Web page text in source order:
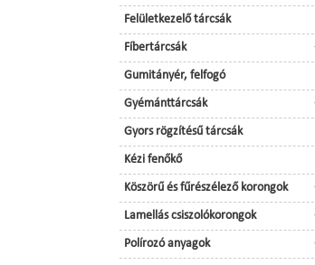
Felületkezelő tárcsák
Fíbertárcsák
Gumitányér, felfogó
Gyémánttárcsák
Gyors rögzítésű tárcsák
Kézi fenőkő
Köszörű és fűrészélező korongok
Lamellás csiszolókorongok
Polírozó anyagok